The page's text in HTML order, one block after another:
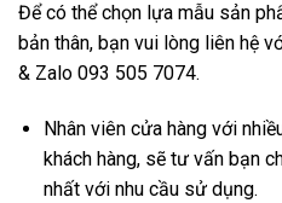
Để có thể chọn lựa mẫu sản
bản thân, bạn vui lòng liên hệ
& Zalo 093 505 7074.
Nhân viên cửa hàng với
khách hàng, sẽ tư vấn bạn
nhất với nhu cầu sử dụng.